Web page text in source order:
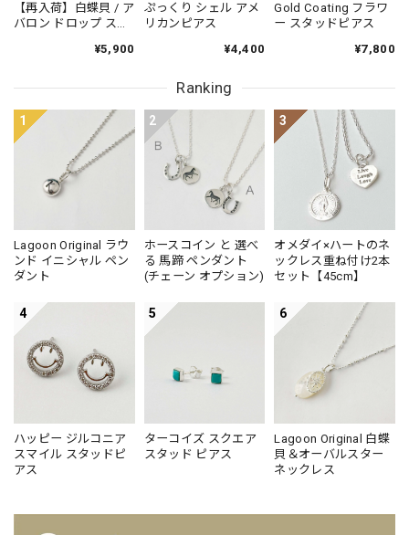
ぎず…でもきちんと⁈オシャレです笑 どんなネックレスにも
レビュー投稿いただきましてありがとうござい
ます。フープ大臣にお墨付きをいただき嬉しい
です！（笑）大きめフープもいいけど、この大
きさも、あるとついつい使っちゃう大きさでは
ないですか？？是非たくさんお楽しみください
ね！ありがとうございました！
【再入荷】白蝶貝 / ア
バロン ドロップ スタ
アス プチピアス¥5,900
ぷっくり シェル アメ
リカンピアス
¥4,400
Gold Coating フラワ
ー スタッドピアス
¥7,800
Ranking
1
Lagoon Original ラウ
ンド イニシャル ペン
ダント
2
ホースコイン と 選べ
る 馬蹄 ペンダント
(チェーン オプション)
3
オメダイ×ハートのネ
ックレス重ね付け2本
セット【45cm】
4
ハッピー ジルコニア
スマイル スタッドピ
アス
5
ターコイズ スクエア
スタッド ピアス
6
Lagoon Original 白蝶
貝＆オーバルスター
ネックレス